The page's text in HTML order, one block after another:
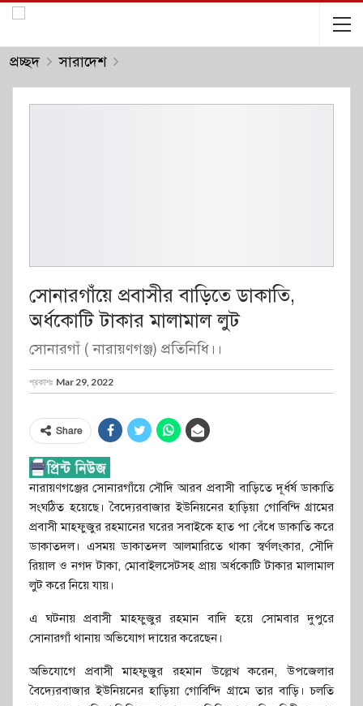
প্রচ্ছদ সারাদেশ
সোনারগাঁয়ে প্রবাসীর বাড়িতে ডাকাতি,
অর্ধকোটি টাকার মালামাল লুট
সোনারগাঁ ( নারায়ণগঞ্জ) প্রতিনিধি।।
প্রকাশঃ Mar 29, 2022
Share
নারায়ণগঞ্জের সোনারগাঁয়ে সৌদি আরব প্রবাসী বাড়িতে দূর্ধর্ষ ডাকাতি
সংঘঠিত হয়েছে। বৈদ্যেরবাজার ইউনিয়নের হাড়িয়া গোবিন্দি গ্রামের
প্রবাসী মাহফুজুর রহমানের ঘরের সবাইকে হাত পা বেঁধে ডাকাতি করে
ডাকাতদল। এসময় ডাকাতদল আলমারিতে থাকা স্বর্ণলংকার, সৌদি
রিয়াল ও নগদ টাকা, মোবাইলসেটসহ প্রায় অর্ধকোটি টাকার মালামাল
লুট করে নিয়ে যায়।
এ ঘটনায় প্রবাসী মাহফুজুর রহমান বাদি হয়ে সোমবার দুপুরে
সোনারগাঁ থানায় অভিযোগ দায়ের করেছেন।
অভিযোগে প্রবাসী মাহফুজুর রহমান উল্লেখ করেন, উপজেলার
বৈদ্যেরবাজার ইউনিয়নের হাড়িয়া গোবিন্দি গ্রামে তার বাড়ি। চলতি